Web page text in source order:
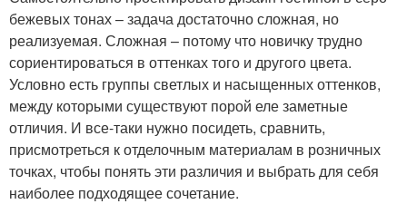
бежевых тонах – задача достаточно сложная, но
реализуемая. Сложная – потому что новичку трудно
сориентироваться в оттенках того и другого цвета.
Условно есть группы светлых и насыщенных оттенков,
между которыми существуют порой еле заметные
отличия. И все-таки нужно посидеть, сравнить,
присмотреться к отделочным материалам в розничных
точках, чтобы понять эти различия и выбрать для себя
наиболее подходящее сочетание.